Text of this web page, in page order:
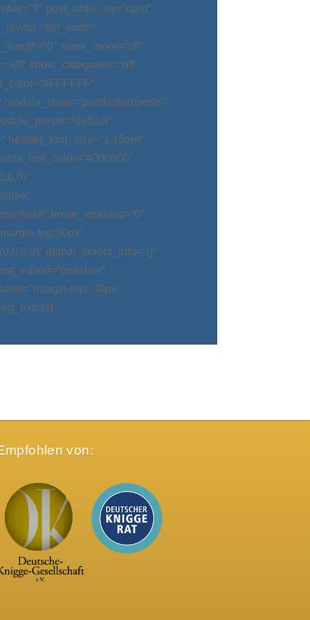
post_order_by=“rand“
show_more=“off“
show_categories=“off“
header_font_size=“1.15em“
hover_enabled=“0″
top:30px“
global_colors_info=“{}“
top:-30px“
von: